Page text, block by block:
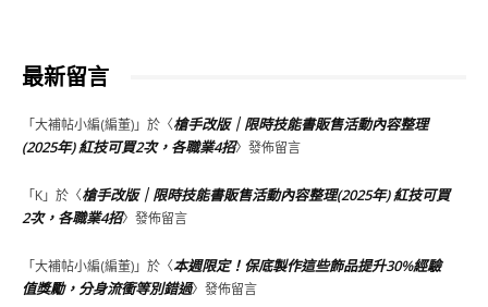
最新留言
「大補帖小編(編董)」於〈槍手改版｜限時技能書販售活動內容整理
(2025年) 紅技可買2次，各職業4招〉發佈留言
「K」於〈槍手改版｜限時技能書販售活動內容整理(2025年) 紅技可買
2次，各職業4招〉發佈留言
「大補帖小編(編董)」於〈本週限定！保底製作這些飾品提升30%經驗
值獎勵，分身流衝等別錯過〉發佈留言